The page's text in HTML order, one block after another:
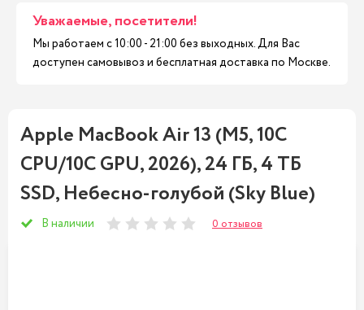
Уважаемые, посетители!
Мы работаем с 10:00 - 21:00 без выходных. Для Вас
доступен самовывоз и бесплатная доставка по Москве.
Apple MacBook Air 13 (M5, 10C
CPU/10C GPU, 2026), 24 ГБ, 4 ТБ
SSD, Небесно-голубой (Sky Blue)
В наличии 0 отзывов